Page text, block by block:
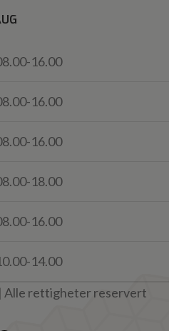
16.00
16.00
16.00
18.00
16.00
14.00
Alle rettigheter reservert